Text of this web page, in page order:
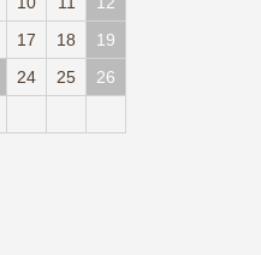
17 18
19
24 25
26